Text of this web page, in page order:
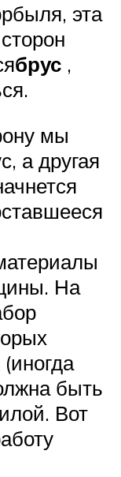
эта
брус ,
мы
а другая
На
быть
Вот